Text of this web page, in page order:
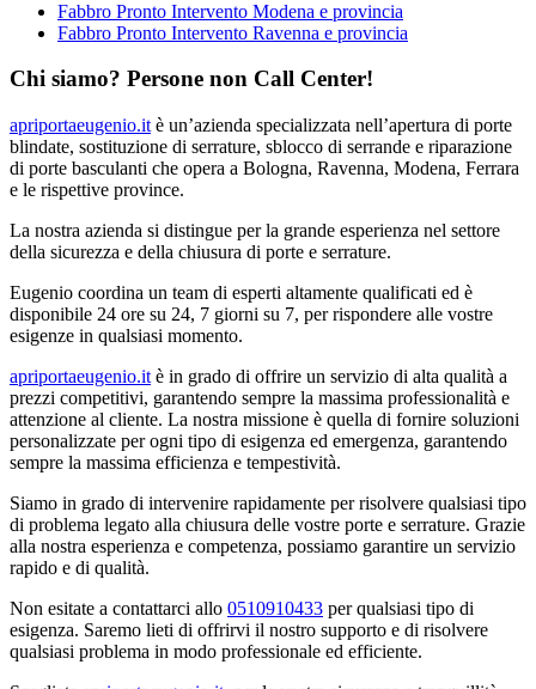
Fabbro Pronto Intervento Modena e provincia
Fabbro Pronto Intervento Ravenna e provincia
Chi siamo? Persone non Call Center!
apriportaeugenio.it è un’azienda specializzata nell’apertura di porte
blindate, sostituzione di serrature, sblocco di serrande e riparazione
di porte basculanti che opera a Bologna, Ravenna, Modena, Ferrara
e le rispettive province.
La nostra azienda si distingue per la grande esperienza nel settore
della sicurezza e della chiusura di porte e serrature.
Eugenio coordina un team di esperti altamente qualificati ed è
disponibile 24 ore su 24, 7 giorni su 7, per rispondere alle vostre
esigenze in qualsiasi momento.
apriportaeugenio.it è in grado di offrire un servizio di alta qualità a
prezzi competitivi, garantendo sempre la massima professionalità e
attenzione al cliente. La nostra missione è quella di fornire soluzioni
personalizzate per ogni tipo di esigenza ed emergenza, garantendo
sempre la massima efficienza e tempestività.
Siamo in grado di intervenire rapidamente per risolvere qualsiasi tipo
di problema legato alla chiusura delle vostre porte e serrature. Grazie
alla nostra esperienza e competenza, possiamo garantire un servizio
rapido e di qualità.
Non esitate a contattarci allo 0510910433 per qualsiasi tipo di
esigenza. Saremo lieti di offrirvi il nostro supporto e di risolvere
qualsiasi problema in modo professionale ed efficiente.